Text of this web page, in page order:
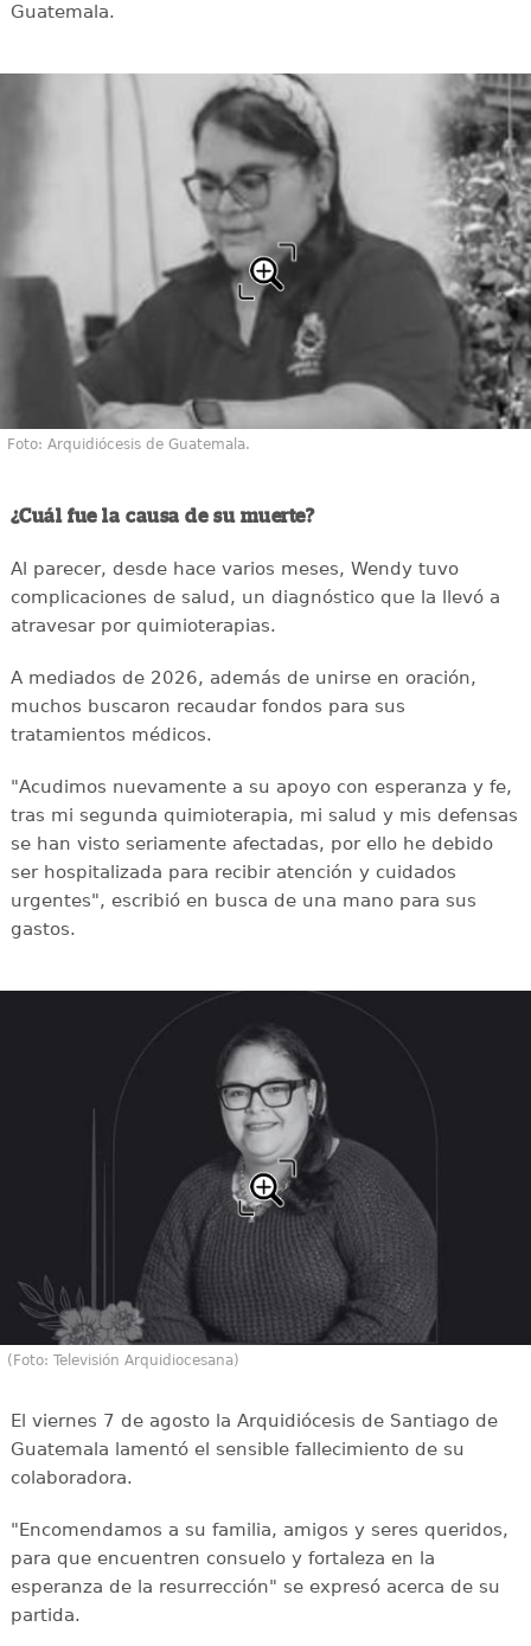
Guatemala.
Foto: Arquidiócesis de Guatemala.
¿Cuál fue la causa de su muerte?
Al parecer, desde hace varios meses, Wendy tuvo
complicaciones de salud, un diagnóstico que la llevó a
atravesar por quimioterapias.
A mediados de 2026, además de unirse en oración,
muchos buscaron recaudar fondos para sus
tratamientos médicos.
"Acudimos nuevamente a su apoyo con esperanza y fe,
tras mi segunda quimioterapia, mi salud y mis defensas
se han visto seriamente afectadas, por ello he debido
ser hospitalizada para recibir atención y cuidados
urgentes", escribió en busca de una mano para sus
gastos.
(Foto: Televisión Arquidiocesana)
El viernes 7 de agosto la Arquidiócesis de Santiago de
Guatemala lamentó el sensible fallecimiento de su
colaboradora.
"Encomendamos a su familia, amigos y seres queridos,
para que encuentren consuelo y fortaleza en la
esperanza de la resurrección" se expresó acerca de su
partida.